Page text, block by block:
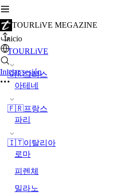
TOURLiVE MEGAZINE
Iniciar sesión
Inicio
TOURLiVE
🇬🇷그리스
아테네
🇫🇷프랑스
파리
🇮🇹이탈리아
로마
피렌체
밀라노